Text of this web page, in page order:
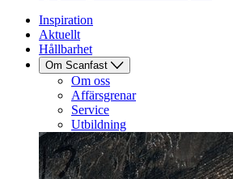
Inspiration
Aktuellt
Hållbarhet
Om Scanfast
Om oss
Affärsgrenar
Service
Utbildning